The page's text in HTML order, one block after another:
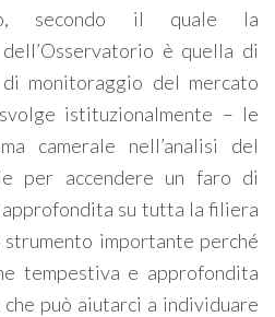
secondo il quale la
è quella di
monitoraggio del mercato
istituzionalmente – le
camerale nell’analisi del
per accendere un faro di
su tutta la filiera
strumento importante perché
tempestiva e approfondita
può aiutarci a individuare